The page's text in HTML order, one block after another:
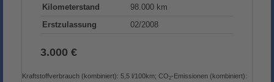
Kilometerstand
98.000 km
Erstzulassung
02/2008
3.000 €
Kraftstoffverbrauch (kombiniert): 5,5 l/100km; CO 2-Emissionen (kombiniert):